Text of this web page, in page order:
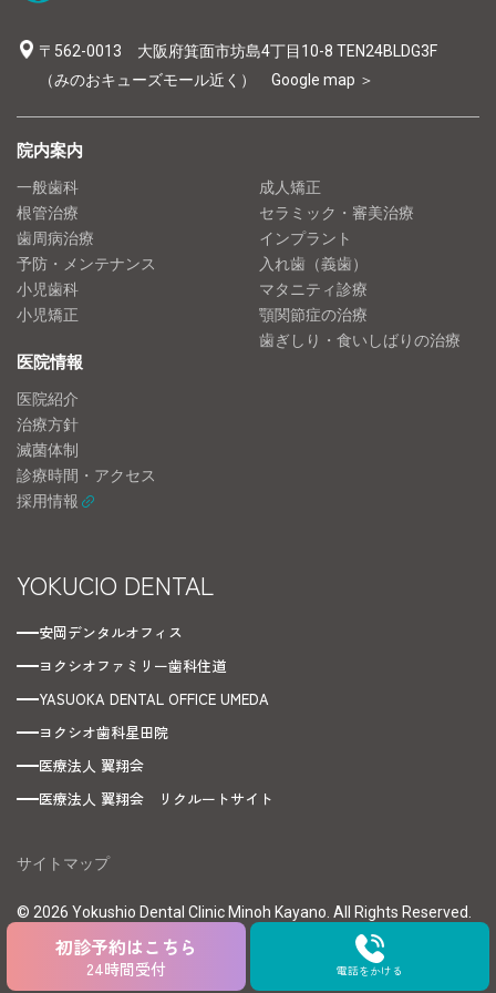
初診予約はこちら
24時間受付 電話をかける
〒562-0013 大阪府箕面市坊島4丁目10-8 TEN24BLDG3F
（みのおキューズモール近く） Google map ＞
院内案内
一般歯科
根管治療
歯周病治療
予防・メンテナンス
小児歯科
小児矯正
成人矯正
セラミック・審美治療
インプラント
入れ歯（義歯）
マタニティ診療
顎関節症の治療
歯ぎしり・食いしばりの治療
医院情報
医院紹介
治療方針
滅菌体制
診療時間・アクセス
採用情報
YOKUCIO DENTAL
安岡デンタルオフィス
ヨクシオファミリー歯科住道
YASUOKA DENTAL OFFICE UMEDA
ヨクシオ歯科星田院
医療法人 翼翔会
医療法人 翼翔会 リクルートサイト
サイトマップ
© 2026 Yokushio Dental Clinic Minoh Kayano. All Rights Reserved.